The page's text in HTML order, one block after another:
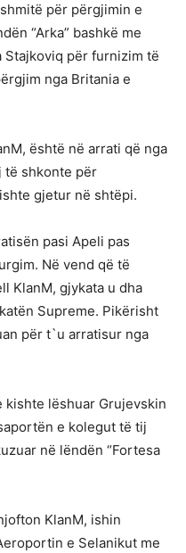
për përgjimin e
“Arka” bashkë me
Stajkoviq për furnizim të
nga Britania e
është në arrati që nga
të shkonte për
gjetur në shtëpi.
pasi Apeli pas
Në vend që të
KlanM, gjykata u dha
Supreme. Pikërisht
për t`u arratisur nga
kishte lëshuar Grujevskin
e kolegut të tij
në lëndën “Fortesa
KlanM, ishin
e Selanikut me